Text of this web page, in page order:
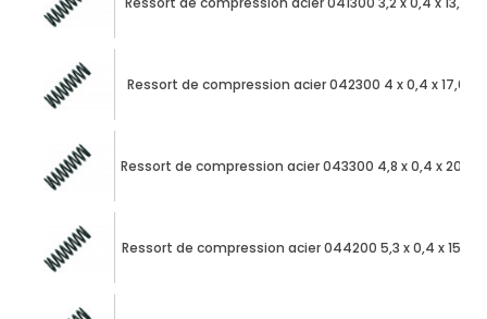
Ressort de compression acier 042300 4 x 0,4 x 17,08
Ressort de compression acier 043300 4,8 x 0,4 x 20,92
Ressort de compression acier 044200 5,3 x 0,4 x 15,88